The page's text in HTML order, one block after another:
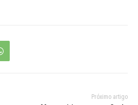
Próximo artigo